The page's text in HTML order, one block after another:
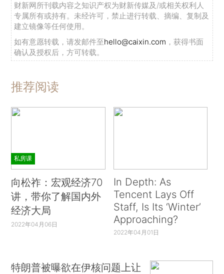
财新网所刊载内容之知识产权为财新传媒及/或相关权利人
专属所有或持有。未经许可，禁止进行转载、摘编、复制及
建立镜像等任何使用。
如有意愿转载，请发邮件至hello@caixin.com ，获得书面
确认及授权后，方可转载。
推荐阅读
私房课
向松祚：宏观经济70
讲，带你了解国内外
经济大局
2022年04月06日
In Depth: As
Tencent Lays Off
Staff, Is Its ‘Winter’
Approaching?
2022年04月01日
特朗普被曝欲在伊核问题上让